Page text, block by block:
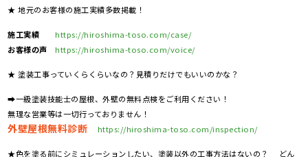
★ 地元のお客様の施工実績多数掲載！
施工実績
https://hiroshima-toso.com/case/
お客様の声
https://hiroshima-toso.com/voice/
★ 塗装工事っていくらくらいなの？見積りだけでもいいのかな？
➡一級塗装技能士の屋根、外壁の無料点検をご利用ください！
無理な営業等は一切行っておりません！
外壁屋根無料診断 https://hiroshima-toso.com/inspection/
★色を塗る前にシミュレーションしたい、塗装以外の工事方法はないの？ どん